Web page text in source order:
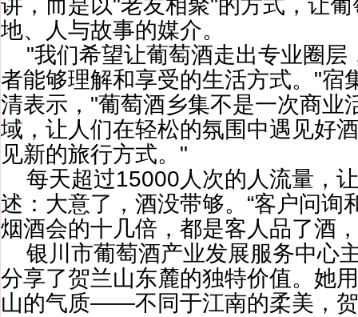
讲，而是以"老友相聚"的方式，让
地、人与故事的媒介。
"我们希望让葡萄酒走出专业圈层
者能够理解和享受的生活方式。"宿
清表示，"葡萄酒乡集不是一次商业
域，让人们在轻松的氛围中遇见好
见新的旅行方式。"
每天超过15000人次的人流量，
述：大意了，酒没带够。“客户问询
烟酒会的十几倍，都是客人品了酒
银川市葡萄酒产业发展服务中心
分享了贺兰山东麓的独特价值。她
山的气质——不同于江南的柔美，